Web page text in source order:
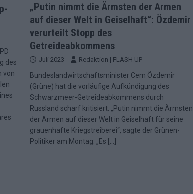
Zahl zur Ikone wurde: 70 Jahre ESC-Wertungsgeschichte!
– 26 Länder wollen den Sieg in Wien
– der Rest des ESC-Halbfinales war solide, aber kein Feuerwerk
die Wettquoten – vier sicher, sechs zittern, einer chancenlos!
beunruhigend – unser Kommentar zum ESC 2026
des
von
„Putin nimmt die Ärmsten der Armen
auf dieser Welt in Geiselhaft“: Özdemir
verurteilt Stopp des
Getreideabkommens
Juli 2023 Redaktion | FLASH UP
Bundeslandwirtschaftsminister Cem Özdemir
(Grüne) hat die vorläufige Aufkündigung des
Schwarzmeer-Getreideabkommens durch
Russland scharf kritisiert. „Putin nimmt die Ärmsten
der Armen auf dieser Welt in Geiselhaft für seine
grauenhafte Kriegstreiberei“, sagte der Grünen-
Politiker am Montag. „Es